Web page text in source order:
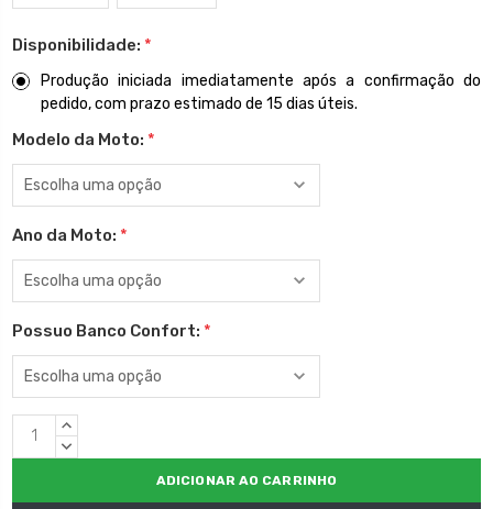
Disponibilidade: *
Produção iniciada imediatamente após a confirmação do
pedido, com prazo estimado de 15 dias úteis.
Modelo da Moto: *
Ano da Moto: *
Possuo Banco Confort: *
EstoqueQUANTIDADE
CRESCENTE:
QUANTIDADE